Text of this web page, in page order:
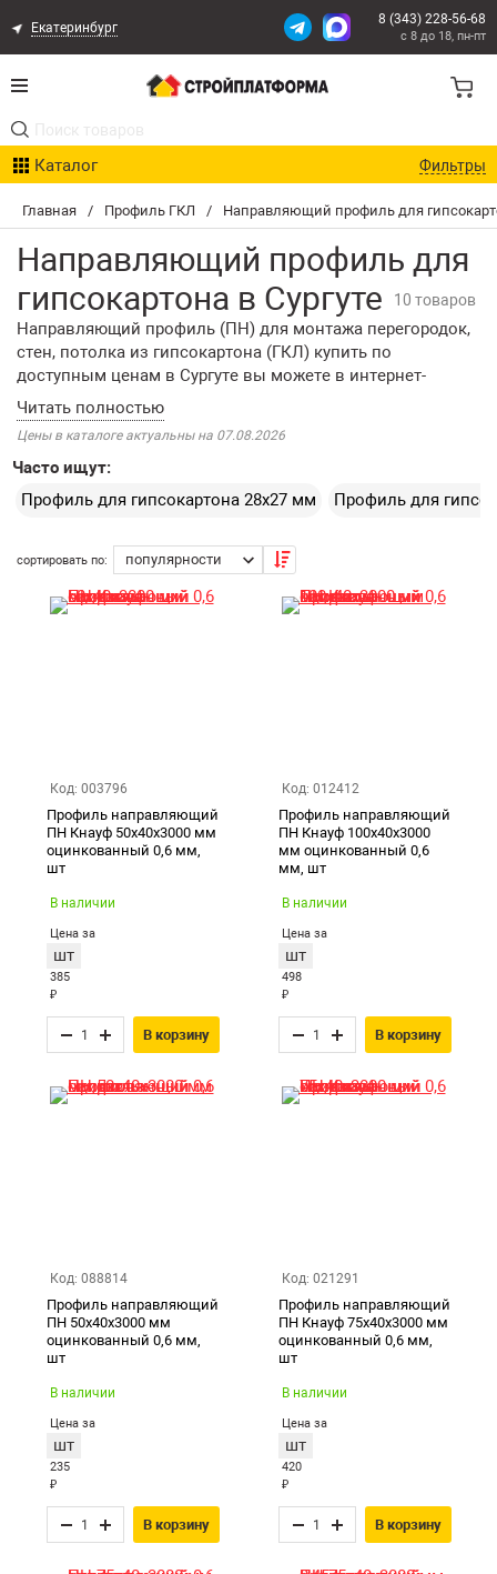
Главная / Профиль ГКЛ / Направляющий профиль для
Направляющий профиль для
гипсокартона в Сургуте
10 товаров
Направляющий профиль (ПН) для монтажа перегородок,
стен, потолка из гипсокартона (ГКЛ) купить по
доступным ценам в Сургуте вы можете в интернет-
магазине «СтройПлатформа». В нашем каталоге
представлен широкий выбор размеров оцинкованного
направляющего профиля (ПН) для гипсокартона.
Продукция применима в качестве основы для обшивки
ГКЛ. Материал укладывается по периметру комнаты,
служит функциональным основанием-фиксатором
использованием дюбелей. Направляющий
оцинкованный профиль для гипсокартона рекомендуем
купить не только для напольной установки, но и для
Цены в каталоге актуальны на 07.08.2026
Часто ищут:
Профиль для гипсокартона 28х27 мм
Профиль для
сортировать по:
Код: 003796
Профиль направляющий
ПН Кнауф 50х40х3000 мм
оцинкованный 0,6 мм,
шт
В наличии
Цена за
шт
385
₽
В корзину
Код: 012412
Профиль направляющий
ПН Кнауф 100х40х3000
мм оцинкованный 0,6
мм, шт
В наличии
Цена за
шт
498
₽
В корзину
Код: 088814
Профиль направляющий
ПН 50х40х3000 мм
оцинкованный 0,6 мм,
шт
В наличии
Цена за
шт
235
₽
В корзину
Код: 021291
Профиль направляющий
ПН Кнауф 75х40х3000 мм
оцинкованный 0,6 мм,
шт
В наличии
Цена за
шт
420
₽
В корзину
Екатеринбург
8 (343) 228-56-68
с 8 до 18, пн-пт
Каталог Фильтры
Акции
Расчет доставки
Организациям
Опыт поставок
Статьи
Контакты
Оплата и Доставка
Возврат товара
Екатеринбург